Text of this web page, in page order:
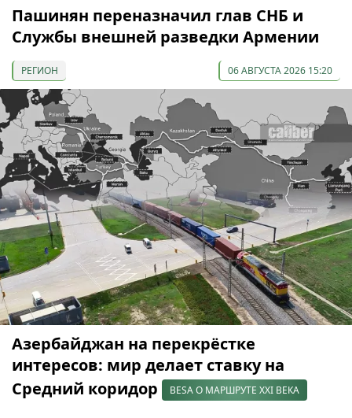
Пашинян переназначил глав СНБ и
Службы внешней разведки Армении
РЕГИОН 06 АВГУСТА 2026 15:20
Азербайджан на перекрёстке
интересов: мир делает ставку на
Средний коридор
BESA О МАРШРУТЕ XXI ВЕКА